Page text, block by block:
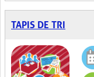
TAPIS DE TRI